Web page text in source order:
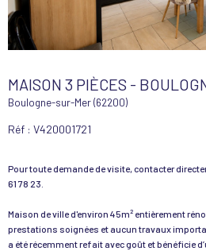
MAISON 3 PIÈCES -
Boulogne-sur-Mer (62200)
Réf : V420001721
Pour toute demande de visite, contacter
61 78 23.
Maison de ville d'environ 45m² entièrement
prestations soignées et aucun travaux
a été récemment refait avec goût et bénéficie